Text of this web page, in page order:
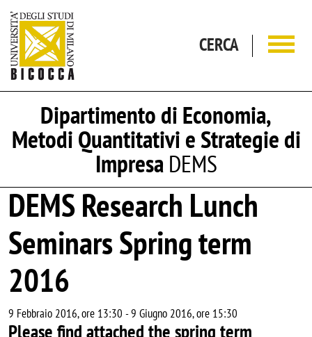
CERCA
Dipartimento di Economia,
Metodi Quantitativi e Strategie di
ImpresaDEMS
DEMS Research Lunch
Seminars Spring term
2016
9 Febbraio 2016, ore 13:30 -9 Giugno 2016, ore 15:30
Please find attached the spring term